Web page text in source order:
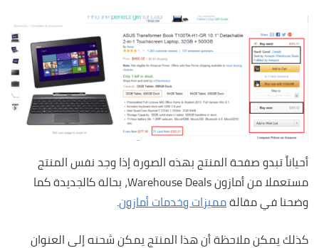
أحياناً تبدو صفحة المنتج بهذه الصورة إذا وجد نفس المنتج
مستعملا من أمازون Warehouse Deals، بحالة كالجديدة كما
وضحنا في مقالةمميزات وخدمات أمازون.
كذلك يمكن ملاحظة أن هذا المنتج يمكن شحنه إلى العنوان